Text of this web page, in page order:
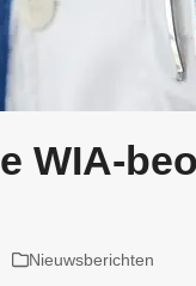
WIA-
Nieuwsberichten